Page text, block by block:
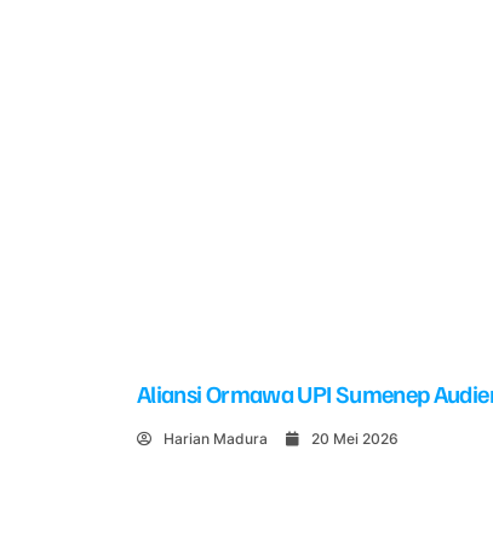
Aliansi Ormawa UPI Sumenep
Harian Madura 20 Mei 2026